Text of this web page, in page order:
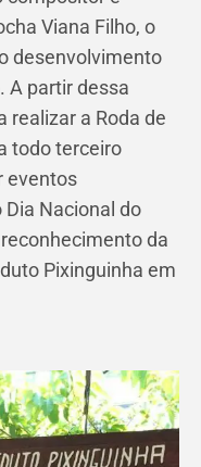
Viana Filho, o
desenvolvimento
A partir dessa
realizar a Roda de
todo terceiro
eventos
Dia Nacional do
da
Pixinguinha em